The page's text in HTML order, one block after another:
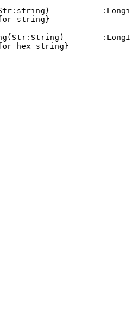
string}
hex string}